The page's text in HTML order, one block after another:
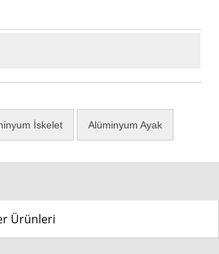
İskelet Alüminyum Ayak
Ürünleri